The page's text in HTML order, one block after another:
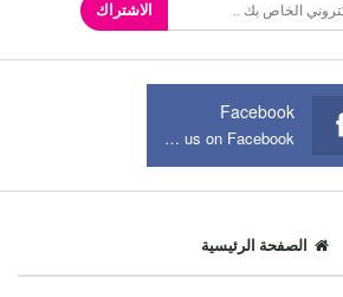
الاشتراك
Facebook
Join us on Facebook
الصفحة الرئيسية